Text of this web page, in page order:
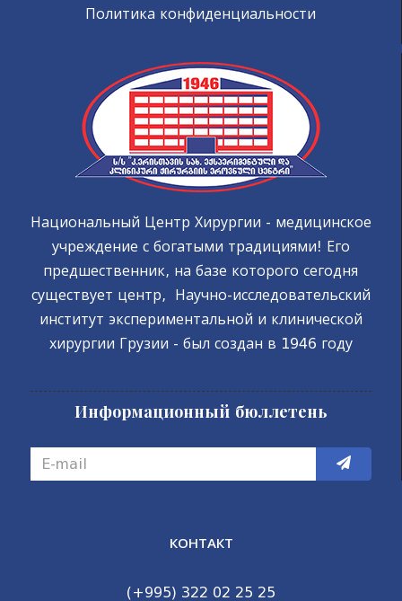
Политика конфиденциальности
Национальный Центр Хирургии - медицинское
учреждение с богатыми традициями! Его
предшественник, на базе которого сегодня
существует центр, Научно-исследовательский
институт экспериментальной и клинической
хирургии Грузии - был создан в 1946 году
Информационный бюллетень
КОНТАКТ
(+995) 322 02 25 25